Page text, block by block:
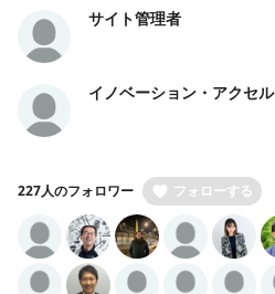
サイト管理者
イノベーション・アクセル
227人のフォロワー フォローする